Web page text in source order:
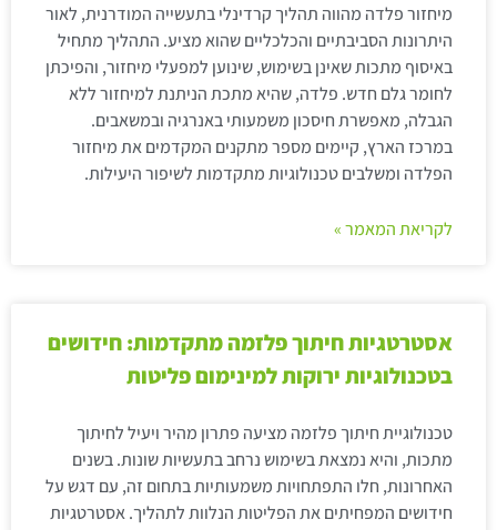
מיחזור פלדה מהווה תהליך קרדינלי בתעשייה המודרנית, לאור
היתרונות הסביבתיים והכלכליים שהוא מציע. התהליך מתחיל
באיסוף מתכות שאינן בשימוש, שינוען למפעלי מיחזור, והפיכתן
לחומר גלם חדש. פלדה, שהיא מתכת הניתנת למיחזור ללא
הגבלה, מאפשרת חיסכון משמעותי באנרגיה ובמשאבים.
במרכז הארץ, קיימים מספר מתקנים המקדמים את מיחזור
הפלדה ומשלבים טכנולוגיות מתקדמות לשיפור היעילות.
לקריאת המאמר »
אסטרטגיות חיתוך פלזמה מתקדמות: חידושים
בטכנולוגיות ירוקות למינימום פליטות
טכנולוגיית חיתוך פלזמה מציעה פתרון מהיר ויעיל לחיתוך
מתכות, והיא נמצאת בשימוש נרחב בתעשיות שונות. בשנים
האחרונות, חלו התפתחויות משמעותיות בתחום זה, עם דגש על
חידושים המפחיתים את הפליטות הנלוות לתהליך. אסטרטגיות